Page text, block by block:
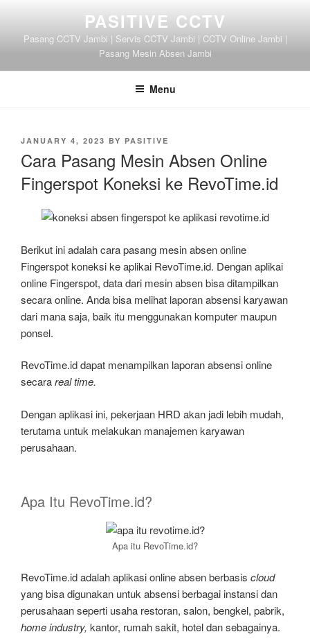
content
PASITIVE CCTV
Pasang CCTV Jambi | Servis CCTV Jambi | CCTV Online Jambi |
Pasang Mesin Absen Jambi
Menu
POSTED
JANUARY 4, 2023 BY PASITIVE
Cara Pasang Mesin Absen Online
Fingerspot Koneksi ke RevoTime.id
Berikut ini adalah cara pasang mesin absen online
Fingerspot koneksi ke aplikai RevoTime.id. Dengan aplikai
online Fingerspot, data dari mesin absen bisa ditampilkan
secara online. Anda bisa melihat laporan absensi karyawan
dari mana saja, baik itu menggunakan komputer maupun
ponsel.
RevoTime.id dapat menampilkan laporan absensi online
secarareal time.
Dengan aplikasi ini, pekerjaan HRD akan jadi lebih mudah,
terutama untuk melakukan manajemen karyawan
perusahaan.
Apa Itu RevoTime.id?
Apa itu RevoTime.id?
RevoTime.id adalah aplikasi online absen berbasis cloud
yang bisa digunakan untuk absensi berbagai instansi dan
perusahaan seperti usaha restoran, salon, bengkel, pabrik,
home industry, kantor, rumah sakit, hotel dan sebagainya.